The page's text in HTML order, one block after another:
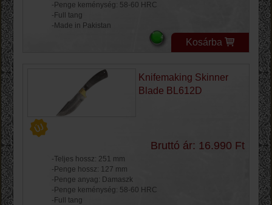
-Penge keménység: 58-60 HRC
-Full tang
-Made in Pakistan
Kosárba
Knifemaking Skinner
Blade BL612D
Bruttó ár: 16.990 Ft
-Teljes hossz: 251 mm
-Penge hossz: 127 mm
-Penge anyag: Damaszk
-Penge keménység: 58-60 HRC
-Full tang